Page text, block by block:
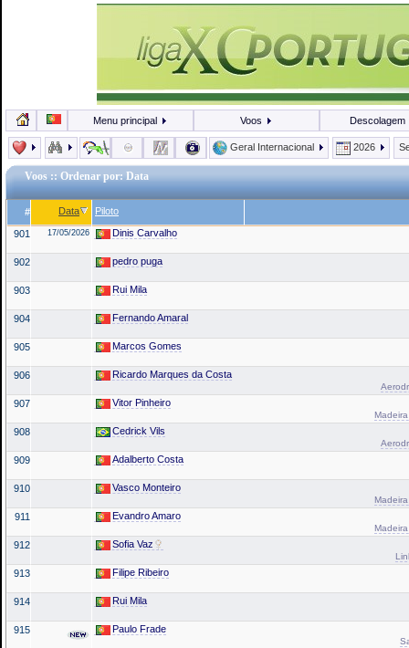
Menu principal Voos Descolagem
Geral Internacional 2026
Voos :: Ordenar por: Data
# Data Piloto
901 17/05/2026 Dinis Carvalho
902 pedro puga
903 Rui Mila
904 Fernando Amaral
905 Marcos Gomes
906 Ricardo Marques da Costa
907 Vitor Pinheiro
908 Cedrick Vils
909 Adalberto Costa
910 Vasco Monteiro
911 Evandro Amaro
912 Sofia Vaz
913 Filipe Ribeiro
914 Rui Mila
915 Paulo Frade